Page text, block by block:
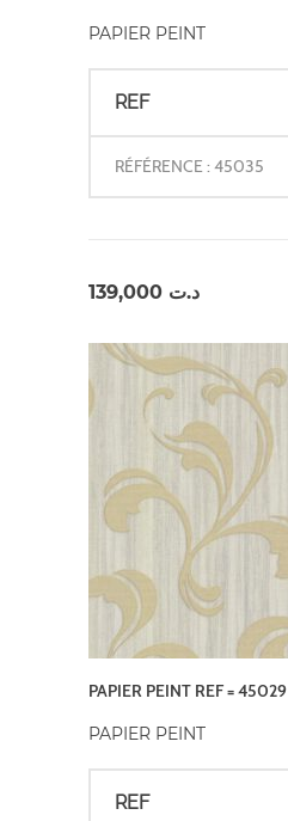
PAPIER PEINT
REF
RÉFÉRENCE : 45035
د.ت
PAPIER PEINT REF = 45029
PAPIER PEINT
REF